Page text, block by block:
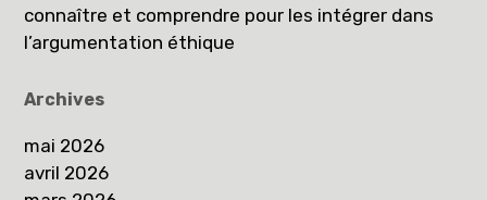
connaître et comprendre pour les intégrer dans
l’argumentation éthique
Archives
mai 2026
avril 2026